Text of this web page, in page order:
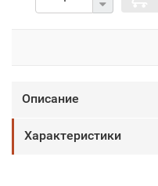
Описание
Характеристики